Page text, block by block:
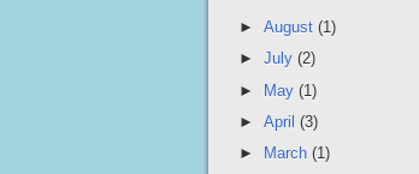
► August (1)
► July (2)
► May (1)
► April (3)
►
March (1)